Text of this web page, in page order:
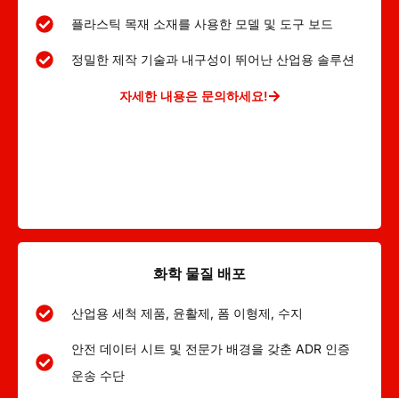
플라스틱 목재 소재를 사용한 모델 및 도구 보드
정밀한 제작 기술과 내구성이 뛰어난 산업용 솔루션
자세한 내용은 문의하세요!
화학 물질 배포
산업용 세척 제품, 윤활제, 폼 이형제, 수지
안전 데이터 시트 및 전문가 배경을 갖춘 ADR 인증
운송 수단